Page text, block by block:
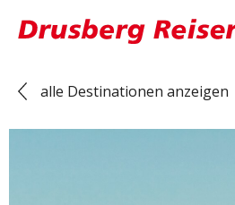
alle Destinationen anzeigen